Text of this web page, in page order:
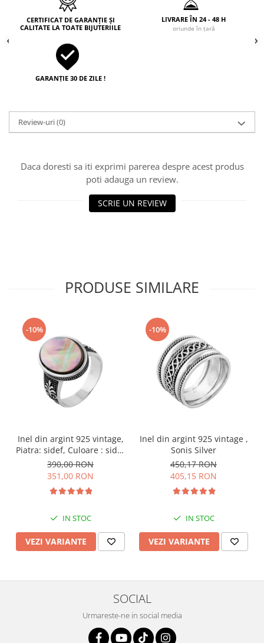
CERTIFICAT DE GARANȚIE ȘI
CALITATE LA TOATE BIJUTERIILE
LIVRARE ÎN 24 - 48 H
oriunde în țară
GARANȚIE 30 DE ZILE !
Review-uri(0)
Daca doresti sa iti exprimi parerea despre acest produs
poti adauga un review.
SCRIE UN REVIEW
PRODUSE SIMILARE
-10%
Inel din argint 925 vintage,
Piatra: sidef, Culoare : sidef
, Sonis Silver
390,00 RON
351,00 RON
IN STOC
VEZI VARIANTE
-10%
Inel din argint 925 vintage ,
Sonis Silver
450,17 RON
405,15 RON
IN STOC
VEZI VARIANTE
SOCIAL
Urmareste-ne in social media